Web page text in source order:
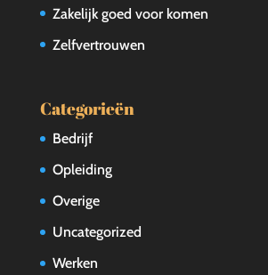
Zakelijk goed voor komen
Zelfvertrouwen
Categorieën
Bedrijf
Opleiding
Overige
Uncategorized
Werken